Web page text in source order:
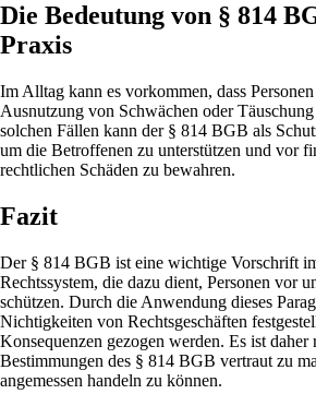
Die Bedeutung von § 814
Praxis
Im Alltag kann es vorkommen, dass
Ausnutzung von Schwächen oder
solchen Fällen kann der § 814 BGB als
um die Betroffenen zu unterstützen und vor
rechtlichen Schäden zu bewahren.
Fazit
Der § 814 BGB ist eine wichtige Vorschrift
Rechtssystem, die dazu dient, Personen vor
schützen. Durch die Anwendung dieses
Nichtigkeiten von Rechtsgeschäften
Konsequenzen gezogen werden. Es ist daher
Bestimmungen des § 814 BGB vertraut zu
angemessen handeln zu können.